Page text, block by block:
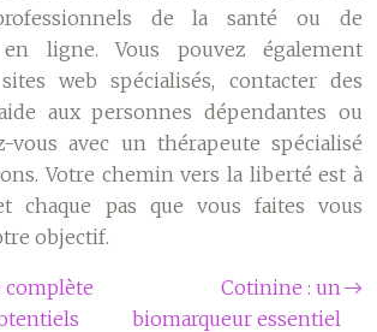
de la santé ou de
en ligne. Vous pouvez également
web spécialisés, contacter des
aux personnes dépendantes ou
vous avec un thérapeute spécialisé
Votre chemin vers la liberté est à
chaque pas que vous faites vous
objectif.
complète
Cotinine : un
biomarqueur essentiel